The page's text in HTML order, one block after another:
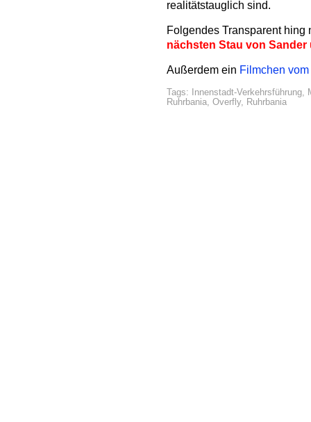
realitätstauglich sind.
Folgendes Transparent
nächsten Stau von
Außerdem ein Filmchen
Tags: Innenstadt-Verkehrsführung,
Ruhrbania, Overfly, Ruhrbania